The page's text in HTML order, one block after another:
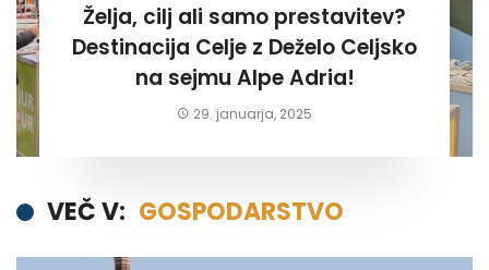
Želja, cilj ali samo prestavitev?
Destinacija Celje z Deželo Celjsko
na sejmu Alpe Adria!
29. januarja, 2025
VEČ V: GOSPODARSTVO